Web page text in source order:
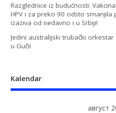
Razglednice iz budućnosti:
HPV i za preko 90 odsto smanjila
izaziva od nedavno i u Srbiji!
Jedini australijski trubački
u Guči!
Kalendar
август